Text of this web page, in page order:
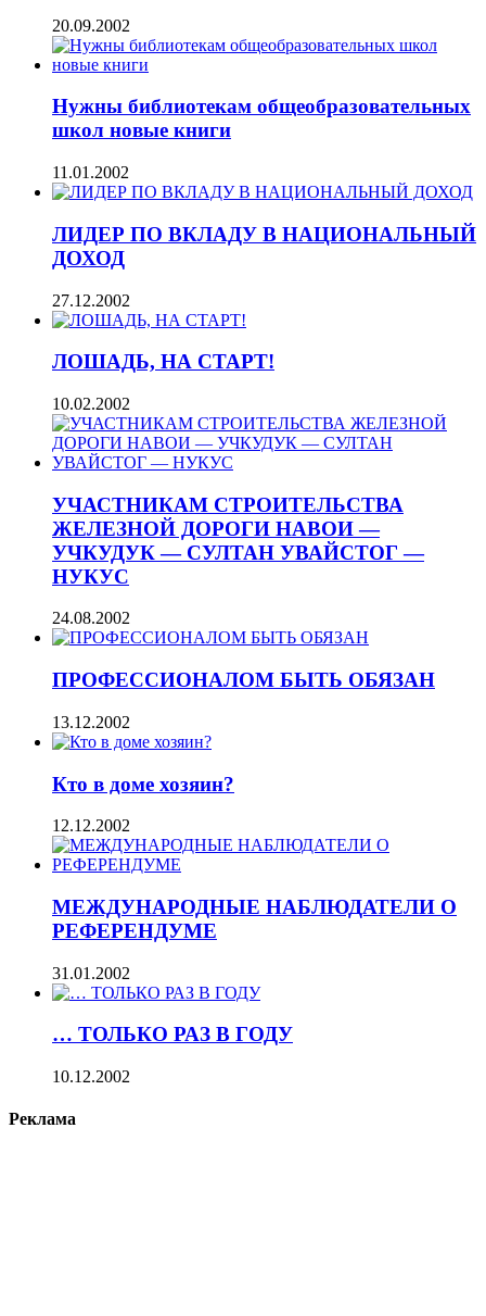
20.09.2002
Нужны библиотекам общеобразовательных
школ новые книги
11.01.2002
ЛИДЕР ПО ВКЛАДУ В НАЦИОНАЛЬНЫЙ
ДОХОД
27.12.2002
ЛОШАДЬ, НА СТАРТ!
10.02.2002
УЧАСТНИКАМ СТРОИТЕЛЬСТВА
ЖЕЛЕЗНОЙ ДОРОГИ НАВОИ —
УЧКУДУК — СУЛТАН УВАЙСТОГ —
НУКУС
24.08.2002
ПРОФЕССИОНАЛОМ БЫТЬ ОБЯЗАН
13.12.2002
Кто в доме хозяин?
12.12.2002
МЕЖДУНАРОДНЫЕ НАБЛЮДАТЕЛИ О
РЕФЕРЕНДУМЕ
31.01.2002
… ТОЛЬКО РАЗ В ГОДУ
10.12.2002
Реклама